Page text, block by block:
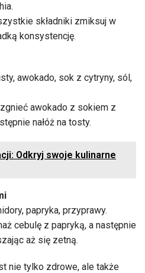
składniki zmiksuj w
konsystencję.
awokado, sok z cytryny, sól,
awokado z sokiem z
nałóż na tosty.
Odkryj swoje kulinarne
papryka, przyprawy.
cebulę z papryką, a następnie
aż się zetną.
nie tylko zdrowe, ale także